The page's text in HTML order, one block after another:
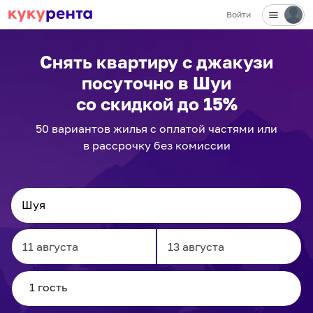
Войти
Снять квартиру с джакузи
посуточно в Шуи
со скидкой до 15%
50 вариантов жилья с оплатой частями или
в рассрочку без комиссии
Navigate
forward
to
Navigate
to